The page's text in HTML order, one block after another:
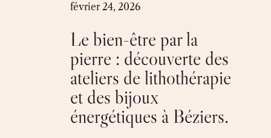
février 24, 2026
Le bien-être par la
pierre : découverte des
ateliers de lithothérapie
et des bijoux
énergétiques à Béziers.